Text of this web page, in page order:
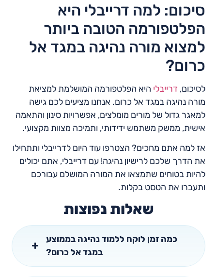
סיכום: למה דרייבלי היא
הפלטפורמה הטובה ביותר
למצוא מורה נהיגה במגד אל
כרום?
לסיכום, דרייבלי היא הפלטפורמה המושלמת למציאת
מורה נהיגה במגד אל כרום. אנחנו מציעים לכם גישה
למאגר גדול של מורים מומלצים, אפשרויות סינון והתאמה
אישית, ממשק משתמש ידידותי, ותמיכה מצוות מקצועי.
אז למה אתם מחכים? הצטרפו עוד היום לדרייבלי ותתחילו
את הדרך שלכם לרישיון נהיגה! עם דרייבלי, אתם יכולים
להיות בטוחים שתמצאו את המורה המושלם עבורכם
ותעברו את הטסט בקלות.
שאלות נפוצות
כמה זמן לוקח ללמוד נהיגה בממוצע
במגד אל כרום?